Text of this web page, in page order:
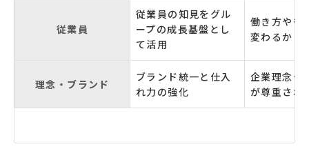
従業員
従業員の知見をグル
ープの成長基盤とし
て活用
働き方や役
変わるか
理念・ブランド
ブランド統一と仕入
れ力の強化
企業理念や
が尊重され